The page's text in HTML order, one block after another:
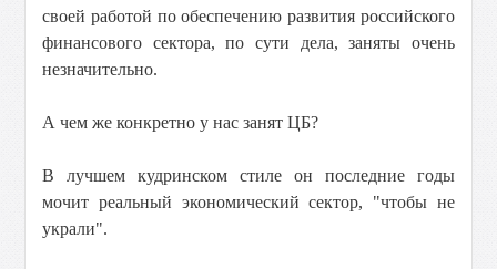
своей работой по обеспечению развития российского
финансового сектора, по сути дела, заняты очень
незначительно.
А чем же конкретно у нас занят ЦБ?
В лучшем кудринском стиле он последние годы
мочит реальный экономический сектор, "чтобы не
украли".